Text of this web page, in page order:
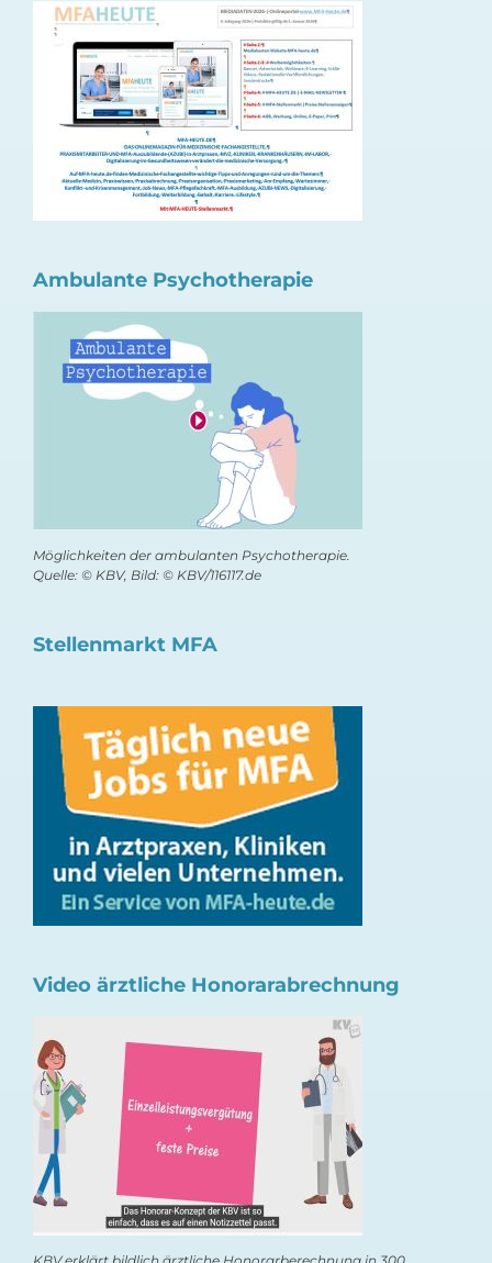
Ambulante Psychotherapie
Möglichkeiten der ambulanten Psychotherapie.
Quelle: © KBV, Bild: © KBV/116117.de
Stellenmarkt MFA
Video ärztliche Honorarabrechnung